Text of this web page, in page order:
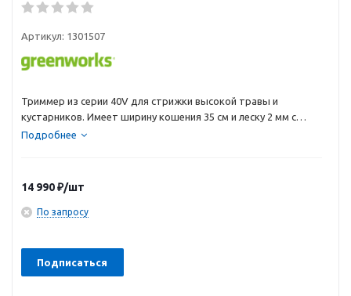
Артикул: 1301507
Триммер из серии 40V для стрижки высокой травы и
кустарников. Имеет ширину кошения 35 см и леску 2 мм с
автоподачей и пильный диск. Оснащен бесщеточным
Подробнее
14 990₽/шт
По запросу
Подписаться